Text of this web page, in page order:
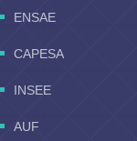
ENSAE
CAPESA
INSEE
AUF